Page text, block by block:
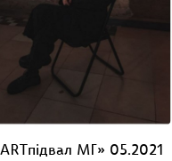
МГ» 05.2021